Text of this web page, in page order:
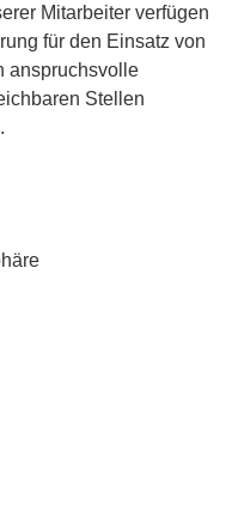
Mitarbeiter verfügen
für den Einsatz von
anspruchsvolle
Stellen